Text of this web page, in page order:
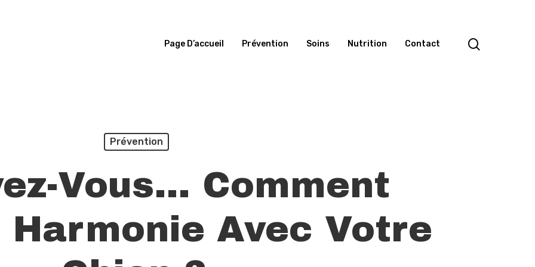
Page D’accueil Prévention Soins Nutrition Contact
Prévention
Vous… Comment
Harmonie Avec Votre